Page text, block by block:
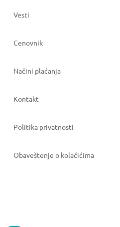
Vesti
Cenovnik
Načini plaćanja
Kontakt
Politika privatnosti
Obaveštenje o kolačićima